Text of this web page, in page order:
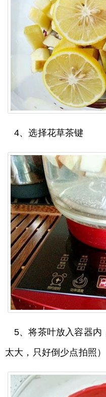
4、选择花草茶键
5、将茶叶放入容器内
太大，只好倒少点拍照）